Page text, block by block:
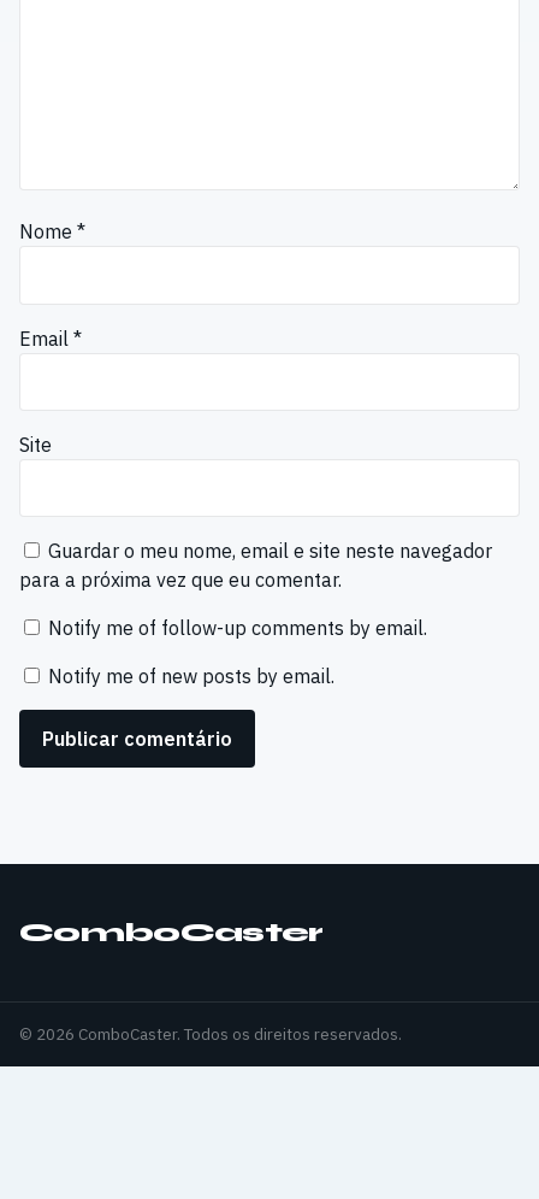
Nome *
Email *
Site
Guardar o meu nome, email e site neste navegador
para a próxima vez que eu comentar.
Notify me of follow-up comments by email.
Notify me of new posts by email.
ComboCaster
© 2026 ComboCaster. Todos os direitos reservados.